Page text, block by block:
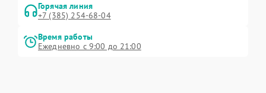
Горячая линия
+7 (385) 254-68-04
Время работы
Ежедневно с 9:00 до 21:00